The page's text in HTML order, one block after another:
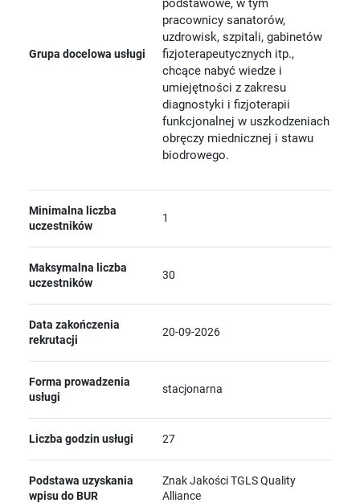
Grupa docelowa usługi
pracownicy sanatorów,
uzdrowisk, szpitali, gabinetów
fizjoterapeutycznych itp.,
chcące nabyć wiedze i
umiejętności z zakresu
diagnostyki i fizjoterapii
funkcjonalnej w uszkodzeniach
obręczy miednicznej i stawu
biodrowego.
Minimalna liczba
uczestników
1
Maksymalna liczba
uczestników
30
Data zakończenia
rekrutacji
20-09-2026
Forma prowadzenia
usługi
stacjonarna
Liczba godzin usługi 27
Podstawa uzyskania
wpisu do BUR
Znak Jakości TGLS Quality
Alliance